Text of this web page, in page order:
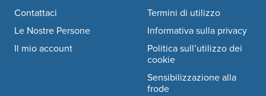
Footer navigation
Contattaci
Le Nostre Persone
Il mio account
Termini di utilizzo
Informativa sulla privacy
Politica sull’utilizzo dei
cookie
Sensibilizzazione alla
frode